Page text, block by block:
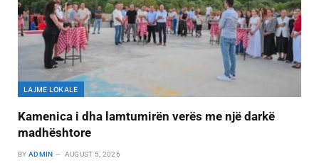
LAJME LOKALE
Kamenica i dha lamtumirën verës me një darkë
madhështore
BY ADMIN AUGUST 5, 2026